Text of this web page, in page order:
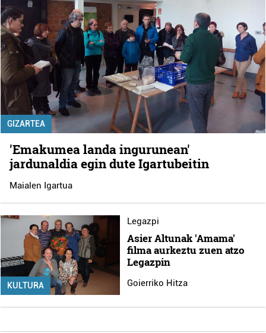
GIZARTEA
'Emakumea landa ingurunean'
jardunaldia egin dute Igartubeitin
Maialen Igartua
KULTURA
Legazpi
Asier Altunak 'Amama'
filma aurkeztu zuen atzo
Legazpin
Goierriko Hitza